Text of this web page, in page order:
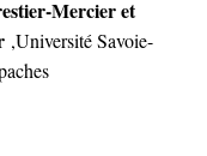
Mercier et
,Université Savoie-